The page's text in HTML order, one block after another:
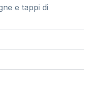
e tappi di